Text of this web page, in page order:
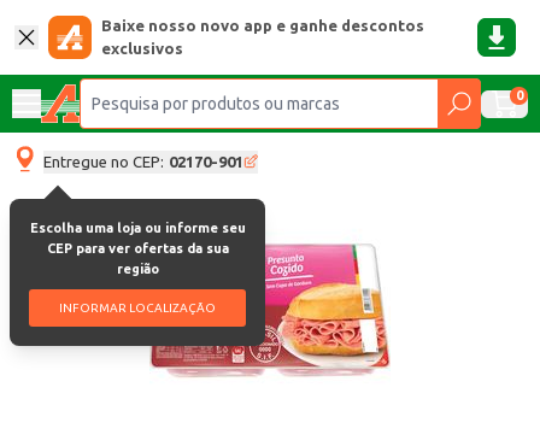
Baixe nosso novo app e ganhe descontos
exclusivos
0
Entregue no CEP: 02170-901
Escolha uma loja ou informe seu
CEP para ver ofertas da sua
região
INFORMAR LOCALIZAÇÃO